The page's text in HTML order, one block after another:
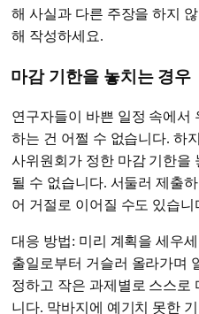
해 사실과 다른 주장을 하지
해 작성하세요.
마감 기한을 놓치는 경우
연구자들이 바쁜 일정 속에서
하는 건 어쩔 수 없습니다. 하
사위원회가 정한 마감 기한을
될 수 없습니다. 서둘러 제출
어 거절로 이어질 수도 있습니
대응 방법: 미리 계획을 세우
출일로부터 거슬러 올라가며
정하고 작은 과제별로 스스로
니다. 막바지에 예기치 못한